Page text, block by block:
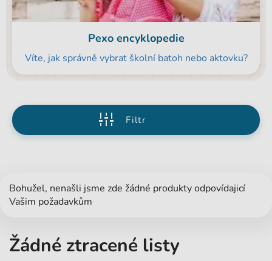
Pexo encyklopedie
Víte, jak správně vybrat školní batoh nebo aktovku?
Filtr
Bohužel, nenašli jsme zde žádné produkty odpovídajicí
Vašim požadavkům
Žádné ztracené listy